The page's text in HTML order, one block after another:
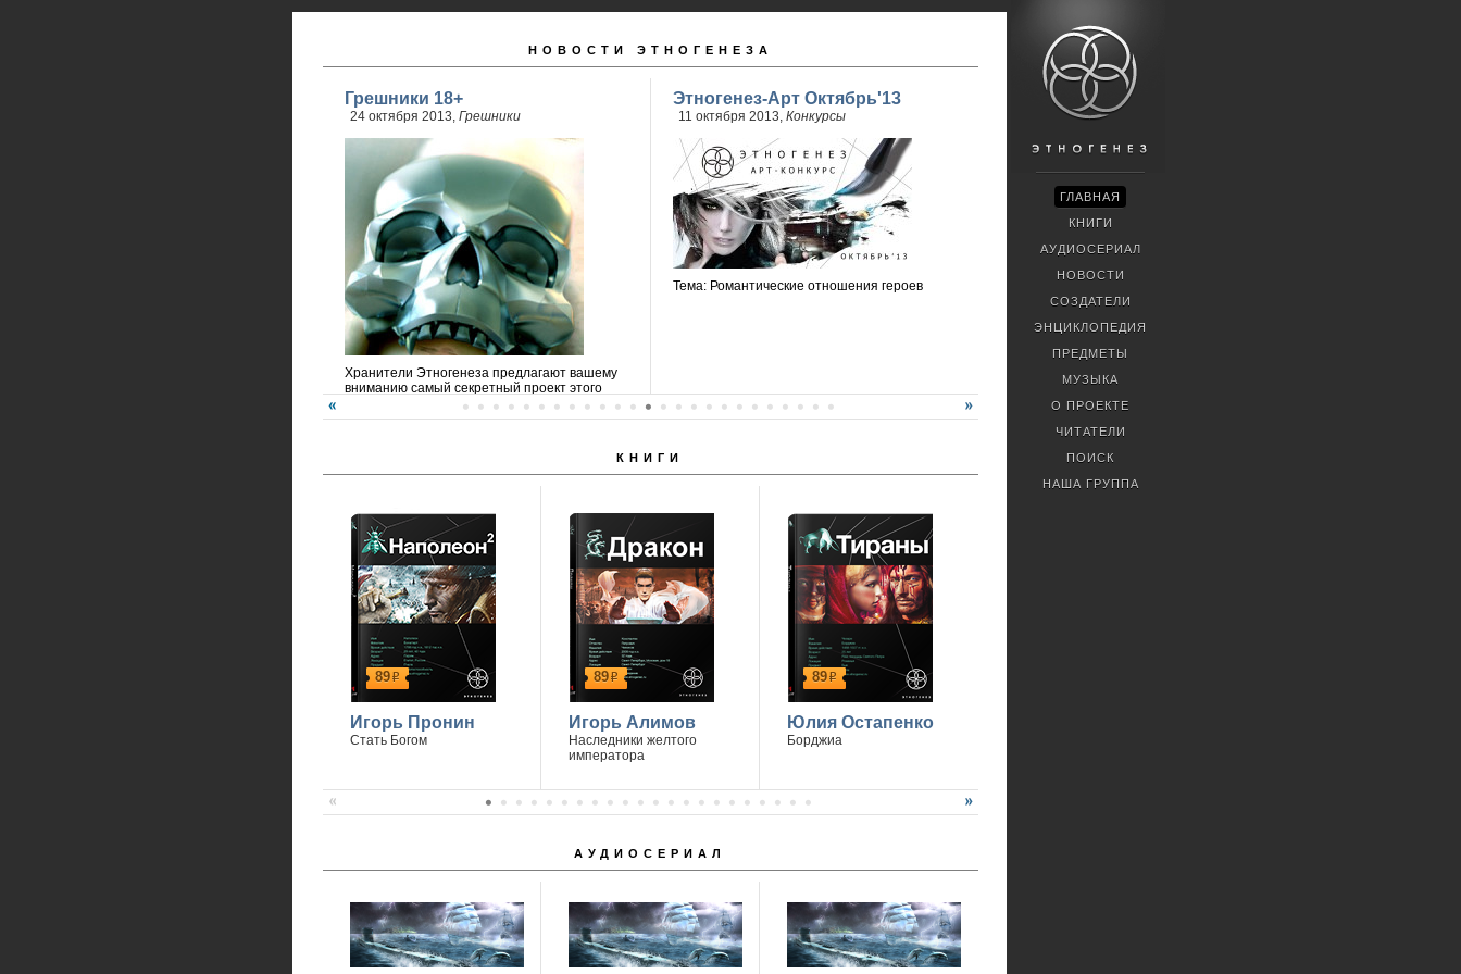
НОВОСТИ ЭТНОГЕНЕЗА
Грешники 18+
24 октября 2013, Грешники
Хранители Этногенеза предлагают вашему
вниманию самый секретный проект этого
Этногенез-Арт Октябрь'13
11 октября 2013, Конкурсы
Тема: Романтические отношения героев
КНИГИ
89р
Игорь Пронин
Стать Богом
89р
Игорь Алимов
Наследники желтого
императора
89р
Юлия Остапенко
Борджиа
АУДИОСЕРИАЛ
ГЛАВНАЯ
КНИГИ
АУДИОСЕРИАЛ
НОВОСТИ
СОЗДАТЕЛИ
ЭНЦИКЛОПЕДИЯ
ПРЕДМЕТЫ
МУЗЫКА
О ПРОЕКТЕ
ЧИТАТЕЛИ
ПОИСК
НАША ГРУППА